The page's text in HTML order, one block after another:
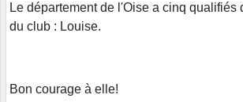
Le département de l'Oise a cinq qualifiés
du club : Louise.
Bon courage à elle!